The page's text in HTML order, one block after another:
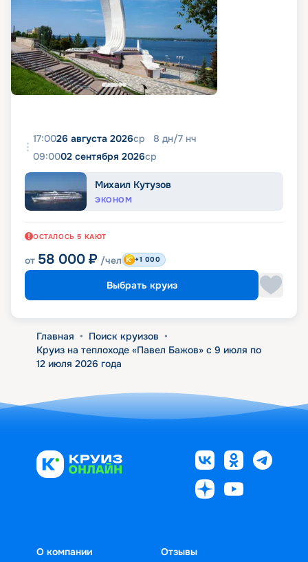
17:0026 августа 2026ср 8 дн/7 нч
09:0002 сентября 2026ср
Михаил Кутузов
ЭКОНОМ
ОСТАЛОСЬ 5 КАЮТ
от 58 000 ₽ /чел +1 000
Выбрать круиз
Главная • Поиск круизов •
Круиз на теплоходе «Павел Бажов» с 9 июля по
12 июля 2026 года
О компании
Отзывы